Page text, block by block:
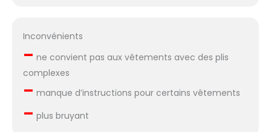
produit
Inconvénients
– ne convient pas aux vêtements avec des plis
complexes
– manque d’instructions pour certains vêtements
– plus bruyant